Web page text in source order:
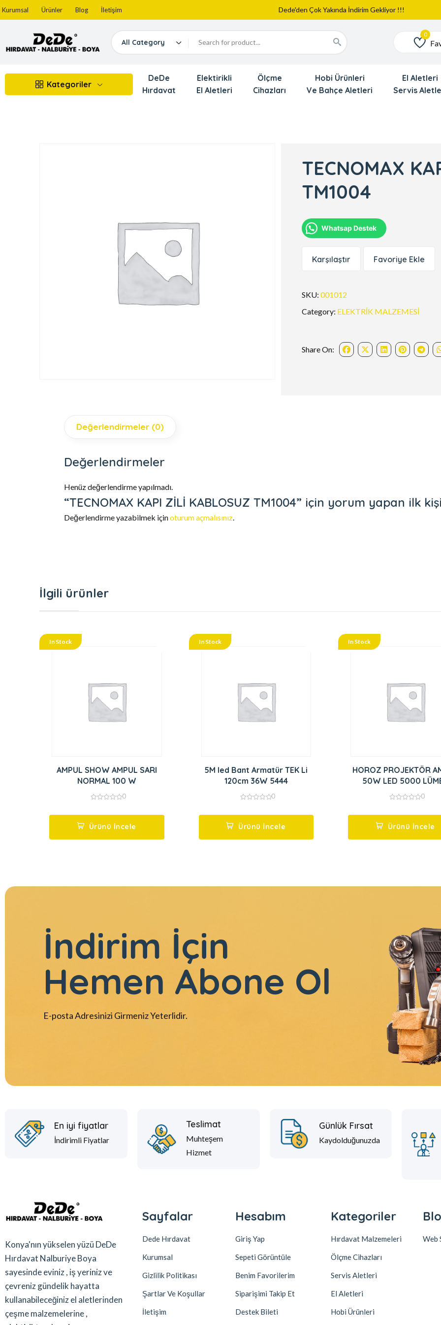
Kurumsal Ürünler Blog İletişim
Web Sitemiz Yayında
Yeni Eklenen Ürünlerimizi İnceledinizmi ?
All Category Favoriler
Kategoriler
DeDe
Hırdavat
Elektirikli
El Aletleri
Ölçme
Cihazları
Hobi Ürünleri
Ve Bahçe Aletleri
El Aletleri
Servis
TECNOMAX
TM1004
Whatsap Destek
Karşılaştır Favoriye Ekle
SKU:001012
Category: ELEKTRİK MALZEMESİ
Share On:
Değerlendirmeler (0)
Değerlendirmeler
Henüz değerlendirme yapılmadı.
“TECNOMAX KAPI ZİLİ KABLOSUZ TM1004” için yorum yapan ilk
Değerlendirme yazabilmek içinoturum açmalısınız.
İlgili ürünler
In Stock
AMPUL SHOW AMPUL SARI
NORMAL 100 W
5
0
Ürünü İncele
In Stock
5M led Bant Armatür TEK Li
120cm 36W 5444
5
0
Ürünü İncele
In Stock
HOROZ PROJEKTÖR
50W LED 5000
5
0
Ürünü İncele
İndirim İçin
Hemen Abone Ol
E-posta Adresinizi Girmeniz Yeterlidir.
En iyi fiyatlar
İndirimli Fiyatlar
Teslimat
Muhteşem
Hizmet
Günlük Fırsat
Kaydolduğunuzda
Konya'nın yükselen yüzü DeDe
Hırdavat Nalburiye Boya
sayesinde eviniz , iş yeriniz ve
çevreniz gündelik hayatta
kullanabileceğiniz el aletlerinden
çeşme malzemelerine ,
Sayfalar
Dede Hırdavat
Kurumsal
Gizlilik Politikası
Şartlar Ve Koşullar
İletişim
Hesabım
Giriş Yap
Sepeti Görüntüle
Benim Favorilerim
Siparişimi Takip Et
Destek Bileti
Kategoriler
Hırdavat Malzemeleri
Ölçme Cihazları
Servis Aletleri
El Aletleri
Hobi Ürünleri
Web